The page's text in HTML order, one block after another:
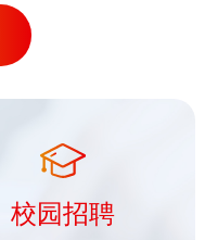
校园招聘